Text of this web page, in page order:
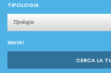
TIPOLOGIA
Tipologia
INVIA!
CERCA LA